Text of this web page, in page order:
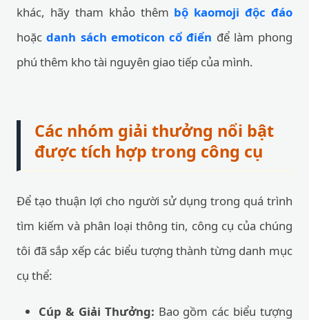
khác, hãy tham khảo thêm bộ kaomoji độc đáo
hoặcdanh sách emoticon cổ điển để làm phong
phú thêm kho tài nguyên giao tiếp của mình.
Các nhóm giải thưởng nổi bật
được tích hợp trong công cụ
Để tạo thuận lợi cho người sử dụng trong quá trình
tìm kiếm và phân loại thông tin, công cụ của chúng
tôi đã sắp xếp các biểu tượng thành từng danh mục
cụ thể:
Cúp & Giải Thưởng: Bao gồm các biểu tượng